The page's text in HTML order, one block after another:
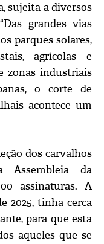
sujeita a diversos
grandes vias
parques solares,
agrícolas e
zonas industriais
o corte de
acontece um
dos carvalhos
Assembleia da
assinaturas. A
2025, tinha cerca
para que esta
aqueles que se